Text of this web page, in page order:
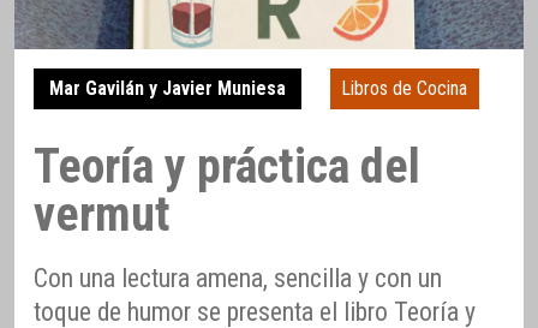
Mar Gavilán y Javier Muniesa Libros de Cocina
Teoría y práctica del
vermut
Con una lectura amena, sencilla y con un
toque de humor se presenta el libro Teoría y